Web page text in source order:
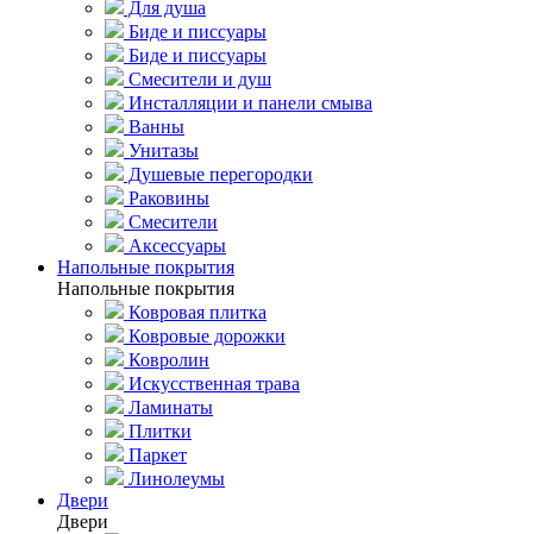
Для душа
Биде и писсуары
Биде и писсуары
Смесители и душ
Инсталляции и панели смыва
Ванны
Унитазы
Душевые перегородки
Раковины
Смесители
Аксессуары
Напольные покрытия
Напольные покрытия
Ковровая плитка
Ковровые дорожки
Ковролин
Искусственная трава
Ламинаты
Плитки
Паркет
Линолеумы
Двери
Двери